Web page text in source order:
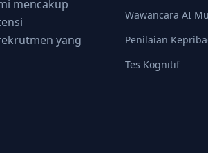
mencakup
yang
Wawancara AI
Penilaian
Tes Kognitif